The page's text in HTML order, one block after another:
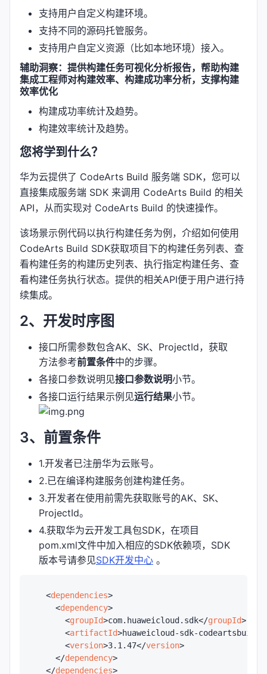
支持用户自定义构建环境。
支持不同的源码托管服务。
支持用户自定义资源（比如本地环境）接入。
辅助洞察：提供构建任务可视化分析报告，帮助构建
集成工程师对构建效率、构建成功率分析，支撑构建
效率优化
构建成功率统计及趋势。
构建效率统计及趋势。
您将学到什么？
华为云提供了 CodeArts Build 服务端 SDK，您可以
直接集成服务端 SDK 来调用 CodeArts Build 的相关
API，从而实现对 CodeArts Build 的快速操作。
该场景示例代码以执行构建任务为例，介绍如何使用
CodeArts Build SDK获取项目下的构建任务列表、查
看构建任务的构建历史列表、执行指定构建任务、查
看构建任务执行状态。提供的相关API便于用户进行持
续集成。
2、开发时序图
接口所需参数包含AK、SK、ProjectId，获取
方法参考前置条件中的步骤。
各接口参数说明见接口参数说明小节。
各接口运行结果示例见运行结果小节。
3、前置条件
1.开发者已注册华为云账号。
2.已在编译构建服务创建构建任务。
3.开发者在使用前需先获取账号的AK、SK、
ProjectId。
4.获取华为云开发工具包SDK，在项目
pom.xml文件中加入相应的SDK依赖项，SDK
版本号请参见SDK开发中心 。
<dependencies>
<dependency>
<groupId>com.huaweicloud.sdk</groupId>
<artifactId>huaweicloud-sdk-codeartsbuild
<version>3.1.47</version>
</dependency>
</dependencies>